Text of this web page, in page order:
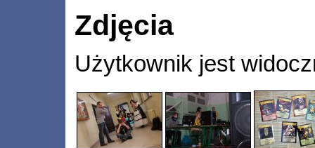
Zdjęcia
Użytkownik jest